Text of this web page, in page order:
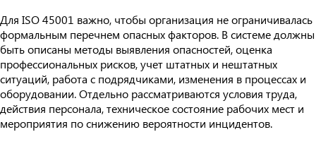
Для ISO 45001 важно, чтобы организация не ограничивалась
формальным перечнем опасных факторов. В системе должны
быть описаны методы выявления опасностей, оценка
профессиональных рисков, учет штатных и нештатных
ситуаций, работа с подрядчиками, изменения в процессах и
оборудовании. Отдельно рассматриваются условия труда,
действия персонала, техническое состояние рабочих мест и
мероприятия по снижению вероятности инцидентов.